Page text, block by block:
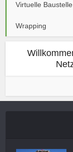
Virtuelle Baustelle
Wrapping